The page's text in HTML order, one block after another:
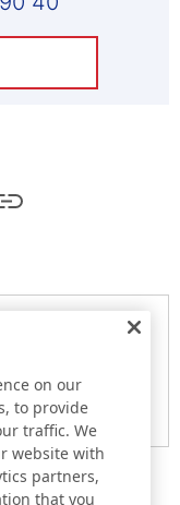
This information
medias.
on our
to provide
traffic. We
website with
partners,
that you